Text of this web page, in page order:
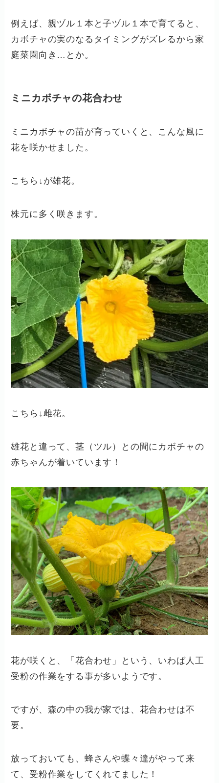
例えば、親ヅル１本と子ヅル１本で育てると、
カボチャの実のなるタイミングがズレるから家
庭菜園向き…とか。
ミニカボチャの花合わせ
ミニカボチャの苗が育っていくと、こんな風に
花を咲かせました。
こちら↓が雄花。
株元に多く咲きます。
こちら↓雌花。
雄花と違って、茎（ツル）との間にカボチャの
赤ちゃんが着いています！
花が咲くと、「花合わせ」という、いわば人工
受粉の作業をする事が多いようです。
ですが、森の中の我が家では、花合わせは不
要。
放っておいても、蜂さんや蝶々達がやって来
て、受粉作業をしてくれてました！